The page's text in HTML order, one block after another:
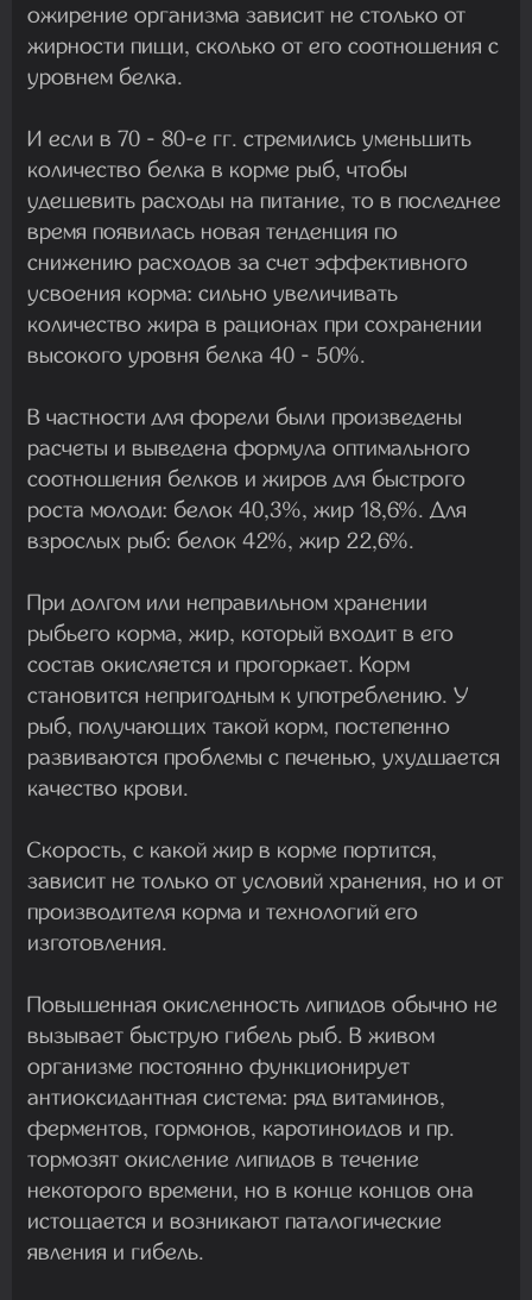
ожирение организма зависит не столько от
жирности пищи, сколько от его соотношения с
уровнем белка.
И если в 70 - 80-е гг. стремились уменьшить
количество белка в корме рыб, чтобы
удешевить расходы на питание, то в последнее
время появилась новая тенденция по
снижению расходов за счет эффективного
усвоения корма: сильно увеличивать
количество жира в рационах при сохранении
высокого уровня белка 40 - 50%.
В частности для форели были произведены
расчеты и выведена формула оптимального
соотношения белков и жиров для быстрого
роста молоди: белок 40,3%, жир 18,6%. Для
взрослых рыб: белок 42%, жир 22,6%.
При долгом или неправильном хранении
рыбьего корма, жир, который входит в его
состав окисляется и прогоркает. Корм
становится непригодным к употреблению. У
рыб, получающих такой корм, постепенно
развиваются проблемы с печенью, ухудшается
качество крови.
Скорость, с какой жир в корме портится,
зависит не только от условий хранения, но и от
производителя корма и технологий его
изготовления.
Повышенная окисленность липидов обычно не
вызывает быструю гибель рыб. В живом
организме постоянно функционирует
антиоксидантная система: ряд витаминов,
ферментов, гормонов, каротиноидов и пр.
тормозят окисление липидов в течение
некоторого времени, но в конце концов она
истощается и возникают паталогические
явления и гибель.